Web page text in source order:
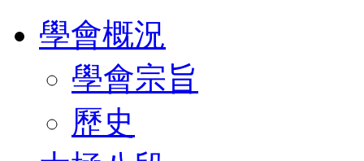
學會概況
學會宗旨
歷史